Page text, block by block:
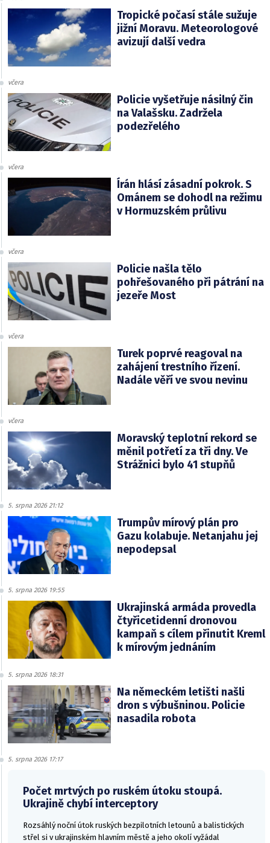
Tropické počasí stále sužuje
jižní Moravu. Meteorologové
avizují další vedra
včera
Policie vyšetřuje násilný čin
na Valašsku. Zadržela
podezřelého
včera
Írán hlásí zásadní pokrok. S
Ománem se dohodl na režimu
v Hormuzském průlivu
včera
Policie našla tělo
pohřešovaného při pátrání na
jezeře Most
včera
Turek poprvé reagoval na
zahájení trestního řízení.
Nadále věří ve svou nevinu
včera
Moravský teplotní rekord se
měnil potřetí za tři dny. Ve
Strážnici bylo 41 stupňů
5. srpna 2026 21:12
Trumpův mírový plán pro
Gazu kolabuje. Netanjahu jej
nepodepsal
5. srpna 2026 19:55
Ukrajinská armáda provedla
čtyřicetidenní dronovou
kampaň s cílem přinutit Kreml
k mírovým jednáním
5. srpna 2026 18:31
Na německém letišti našli
dron s výbušninou. Policie
nasadila robota
5. srpna 2026 17:17
Počet mrtvých po ruském útoku stoupá.
Ukrajině chybí interceptory
Rozsáhlý noční útok ruských bezpilotních letounů a balistických
střel si v ukrajinském hlavním městě a jeho okolí vyžádal